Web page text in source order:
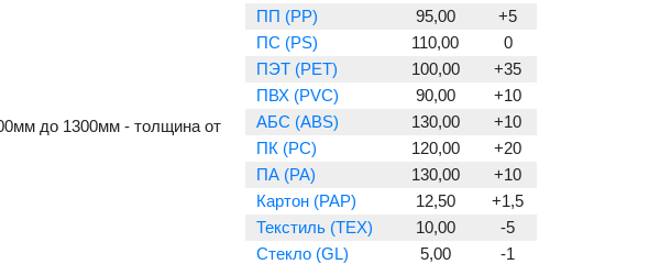
до 1300мм - толщина от
ПП (PP)
95,00
+5
ПС (PS)
110,00
0
ПЭТ (PET)
100,00
+35
ПВХ (PVC)
90,00
+10
АБС (ABS)
130,00
+10
ПК (PC)
120,00
+20
ПА (PA)
130,00
+10
Картон (PAP)
12,50
+1,5
Текстиль (TEX)
10,00
-5
Стекло (GL)
5,00 -1